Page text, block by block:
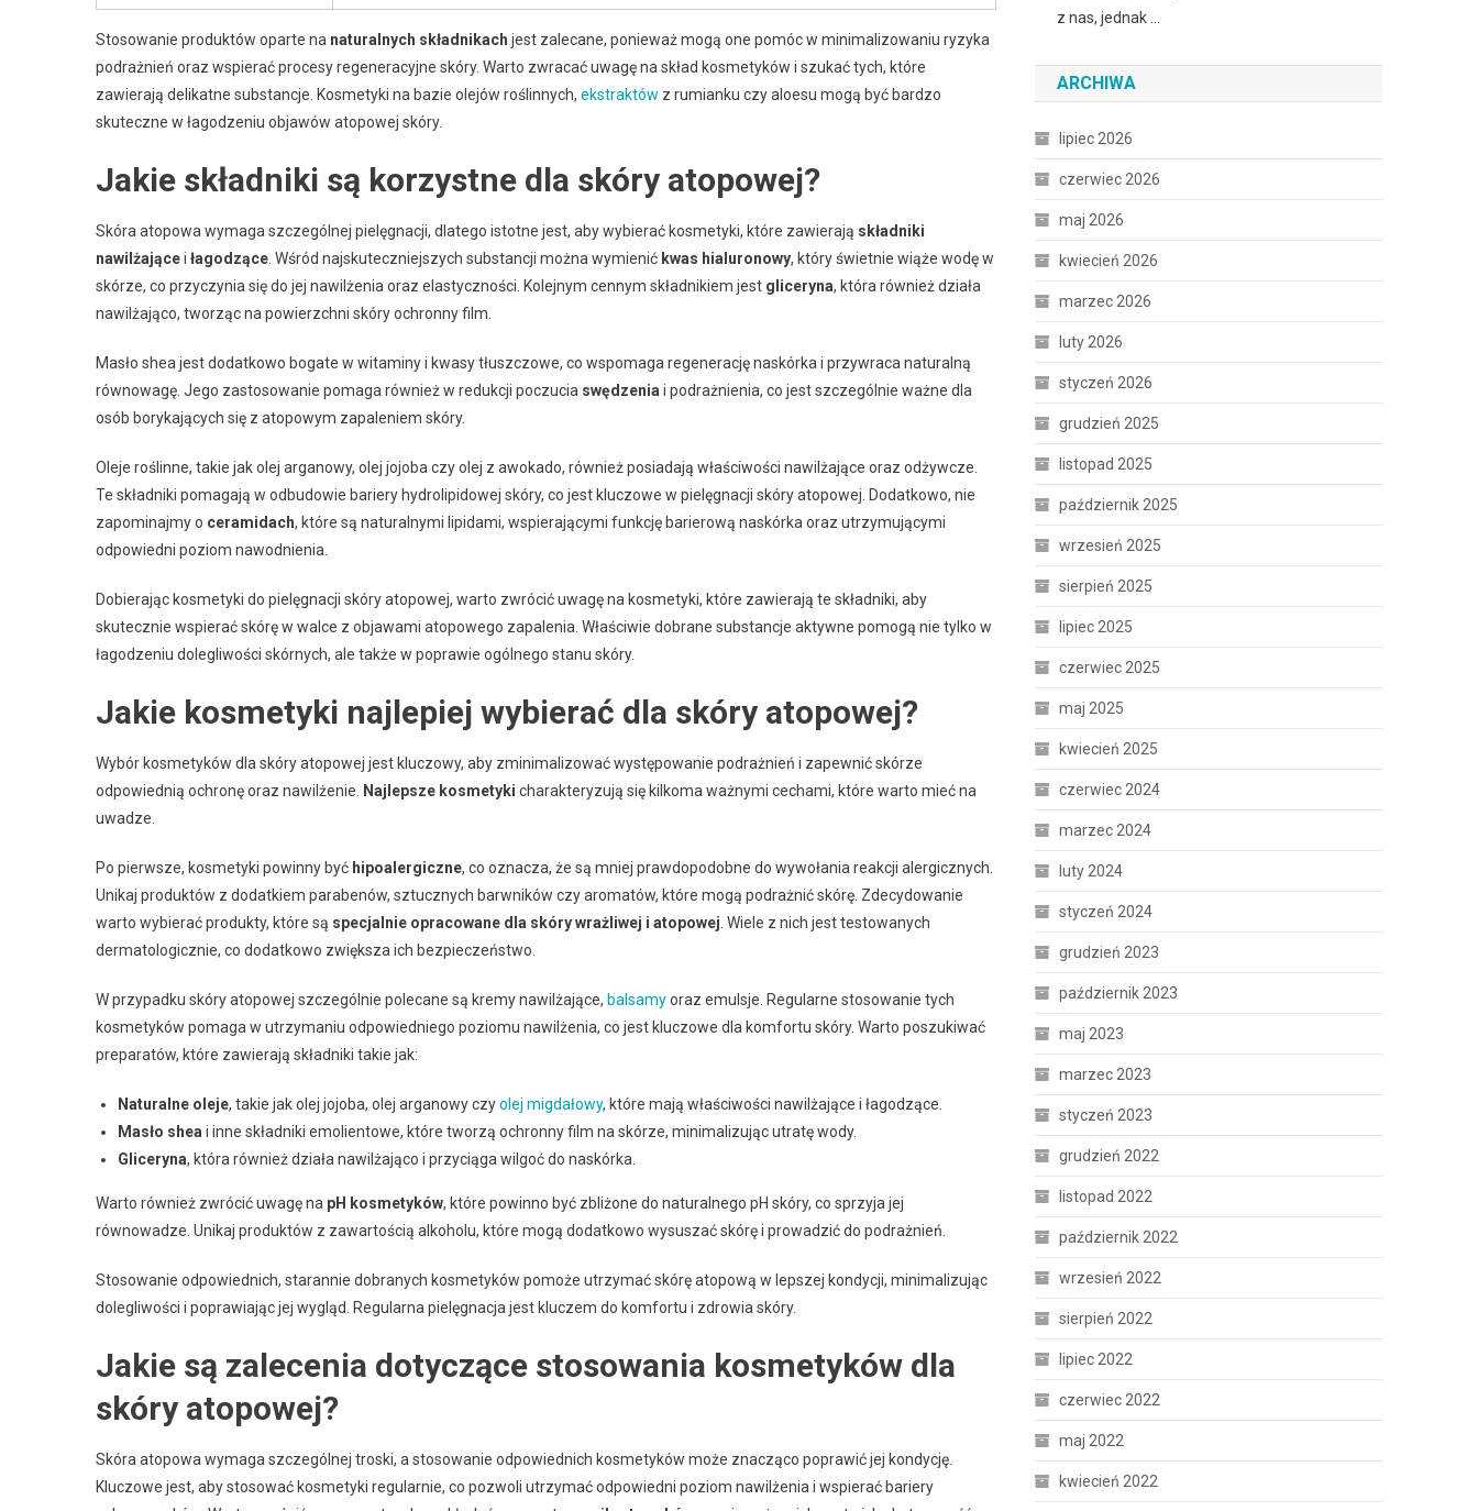
Stosowanie produktów oparte na naturalnych składnikach jest zalecane, ponieważ mogą one pomóc w minimalizowaniu ryzyka
podrażnień oraz wspierać procesy regeneracyjne skóry. Warto zwracać uwagę na skład kosmetyków i szukać tych, które
zawierają delikatne substancje. Kosmetyki na bazie olejów roślinnych, ekstraktów z rumianku czy aloesu mogą być bardzo
skuteczne w łagodzeniu objawów atopowej skóry.
Jakie składniki są korzystne dla skóry atopowej?
Skóra atopowa wymaga szczególnej pielęgnacji, dlatego istotne jest, aby wybierać kosmetyki, które zawierają składniki
nawilżającei łagodzące . Wśród najskuteczniejszych substancji można wymienić kwas hialuronowy, który świetnie wiąże wodę w
skórze, co przyczynia się do jej nawilżenia oraz elastyczności. Kolejnym cennym składnikiem jest gliceryna, która również działa
nawilżająco, tworząc na powierzchni skóry ochronny film.
Masło shea jest dodatkowo bogate w witaminy i kwasy tłuszczowe, co wspomaga regenerację naskórka i przywraca naturalną
równowagę. Jego zastosowanie pomaga również w redukcji poczucia swędzenia i podrażnienia, co jest szczególnie ważne dla
osób borykających się z atopowym zapaleniem skóry.
Oleje roślinne, takie jak olej arganowy, olej jojoba czy olej z awokado, również posiadają właściwości nawilżające oraz odżywcze.
Te składniki pomagają w odbudowie bariery hydrolipidowej skóry, co jest kluczowe w pielęgnacji skóry atopowej. Dodatkowo, nie
zapominajmy o ceramidach, które są naturalnymi lipidami, wspierającymi funkcję barierową naskórka oraz utrzymującymi
odpowiedni poziom nawodnienia.
Dobierając kosmetyki do pielęgnacji skóry atopowej, warto zwrócić uwagę na kosmetyki, które zawierają te składniki, aby
skutecznie wspierać skórę w walce z objawami atopowego zapalenia. Właściwie dobrane substancje aktywne pomogą nie tylko w
łagodzeniu dolegliwości skórnych, ale także w poprawie ogólnego stanu skóry.
Jakie kosmetyki najlepiej wybierać dla skóry atopowej?
Wybór kosmetyków dla skóry atopowej jest kluczowy, aby zminimalizować występowanie podrażnień i zapewnić skórze
odpowiednią ochronę oraz nawilżenie.
Najlepsze kosmetyki charakteryzują się kilkoma ważnymi cechami, które warto mieć na
uwadze.
Po pierwsze, kosmetyki powinny być hipoalergiczne, co oznacza, że są mniej prawdopodobne do wywołania reakcji alergicznych.
Unikaj produktów z dodatkiem parabenów, sztucznych barwników czy aromatów, które mogą podrażnić skórę. Zdecydowanie
warto wybierać produkty, które są specjalnie opracowane dla skóry wrażliwej i atopowej . Wiele z nich jest testowanych
dermatologicznie, co dodatkowo zwiększa ich bezpieczeństwo.
W przypadku skóry atopowej szczególnie polecane są kremy nawilżające, balsamyoraz emulsje. Regularne stosowanie tych
kosmetyków pomaga w utrzymaniu odpowiedniego poziomu nawilżenia, co jest kluczowe dla komfortu skóry. Warto poszukiwać
preparatów, które zawierają składniki takie jak:
Naturalne oleje, takie jak olej jojoba, olej arganowy czyolej migdałowy, które mają właściwości nawilżające i łagodzące.
Masło shea i inne składniki emolientowe, które tworzą ochronny film na skórze, minimalizując utratę wody.
Gliceryna, która również działa nawilżająco i przyciąga wilgoć do naskórka.
Warto również zwrócić uwagę na pH kosmetyków, które powinno być zbliżone do naturalnego pH skóry, co sprzyja jej
równowadze. Unikaj produktów z zawartością alkoholu, które mogą dodatkowo wysuszać skórę i prowadzić do podrażnień.
Stosowanie odpowiednich, starannie dobranych kosmetyków pomoże utrzymać skórę atopową w lepszej kondycji, minimalizując
dolegliwości i poprawiając jej wygląd. Regularna pielęgnacja jest kluczem do komfortu i zdrowia skóry.
Jakie są zalecenia dotyczące stosowania kosmetyków dla
skóry atopowej?
Skóra atopowa wymaga szczególnej troski, a stosowanie odpowiednich kosmetyków może znacząco poprawić jej kondycję.
Kluczowe jest, aby stosować kosmetyki regularnie, co pozwoli utrzymać odpowiedni poziom nawilżenia i wspierać bariery
z nas, jednak …
ARCHIWA
lipiec 2026
czerwiec 2026
maj 2026
kwiecień 2026
marzec 2026
luty 2026
styczeń 2026
grudzień 2025
listopad 2025
październik 2025
wrzesień 2025
sierpień 2025
lipiec 2025
czerwiec 2025
maj 2025
kwiecień 2025
czerwiec 2024
marzec 2024
luty 2024
styczeń 2024
grudzień 2023
październik 2023
maj 2023
marzec 2023
styczeń 2023
grudzień 2022
listopad 2022
październik 2022
wrzesień 2022
sierpień 2022
lipiec 2022
czerwiec 2022
maj 2022
kwiecień 2022